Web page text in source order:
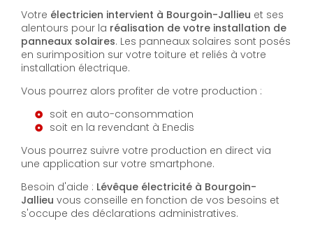
Votre électricien intervient à Bourgoin-Jallieu et ses
alentours pour la réalisation de votre installation de
panneaux solaires. Les panneaux solaires sont posés
en surimposition sur votre toiture et reliés à votre
installation électrique.
Vous pourrez alors profiter de votre production :
soit en auto-consommation
soit en la revendant à Enedis
Vous pourrez suivre votre production en direct via
une application sur votre smartphone.
Besoin d'aide : Lévêque électricité à Bourgoin-
Jallieu vous conseille en fonction de vos besoins et
s'occupe des déclarations administratives.